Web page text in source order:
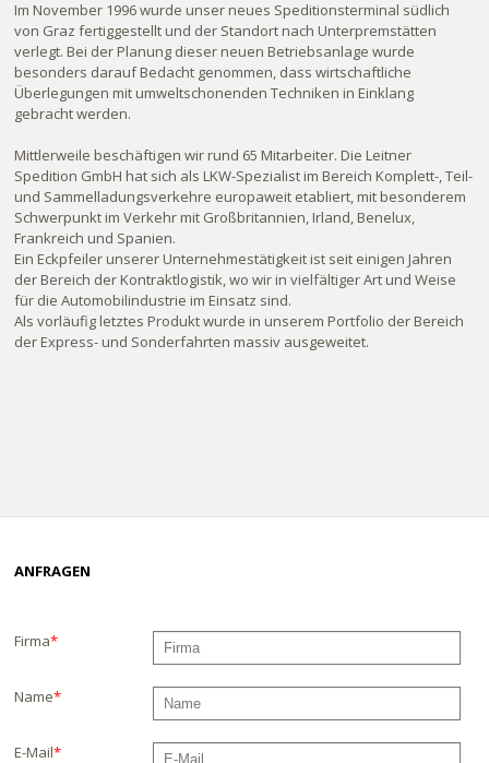
Im November 1996 wurde unser neues Speditionsterminal südlich
von Graz fertiggestellt und der Standort nach Unterpremstätten
verlegt. Bei der Planung dieser neuen Betriebsanlage wurde
besonders darauf Bedacht genommen, dass wirtschaftliche
Überlegungen mit umweltschonenden Techniken in Einklang
gebracht werden.
Mittlerweile beschäftigen wir rund 65 Mitarbeiter. Die Leitner
Spedition GmbH hat sich als LKW-Spezialist im Bereich Komplett-, Teil-
und Sammelladungsverkehre europaweit etabliert, mit besonderem
Schwerpunkt im Verkehr mit Großbritannien, Irland, Benelux,
Frankreich und Spanien.
Ein Eckpfeiler unserer Unternehmestätigkeit ist seit einigen Jahren
der Bereich der Kontraktlogistik, wo wir in vielfältiger Art und Weise
für die Automobilindustrie im Einsatz sind.
Als vorläufig letztes Produkt wurde in unserem Portfolio der Bereich
der Express- und Sonderfahrten massiv ausgeweitet.
ANFRAGEN
Firma*
Name*
E-Mail*